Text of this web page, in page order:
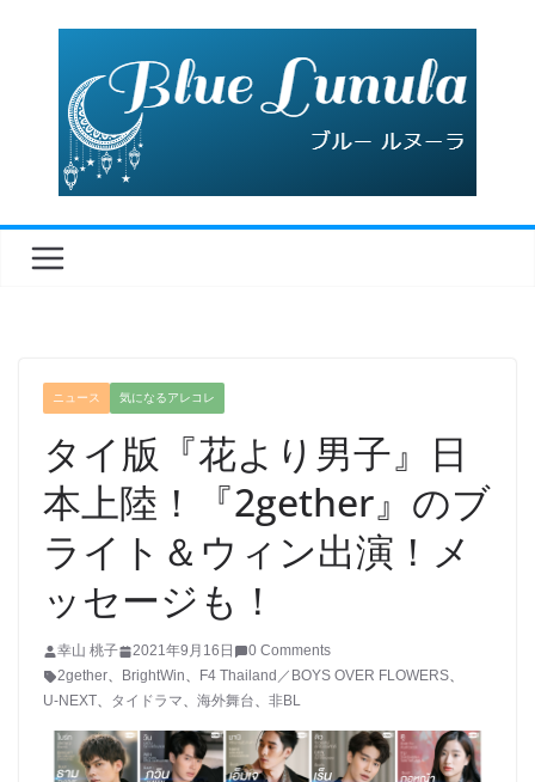
ニュース 気になるアレコレ
タイ版『花より男子』日
本上陸！『2gether』のブ
ライト＆ウィン出演！メ
ッセージも！
幸山 桃子 2021年9月16日
0 Comments
2gether、 BrightWin、 F4 Thailand／BOYS OVER FLOWERS、
U-NEXT、 タイドラマ、 海外舞台、 非BL